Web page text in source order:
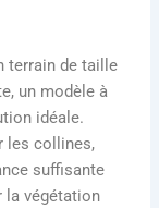
terrain de taille
un modèle à
idéale.
les collines,
suffisante
la végétation